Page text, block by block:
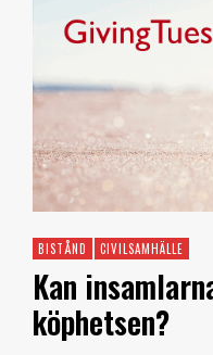
BISTÅND CIVILSAMHÄLLE
Kan
köphetsen?